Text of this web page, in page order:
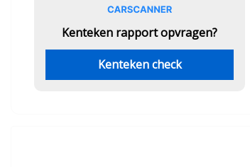
Kenteken rapport opvragen?
Kenteken check